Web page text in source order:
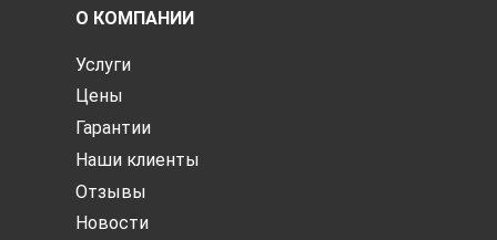
О КОМПАНИИ
Услуги
Цены
Гарантии
Наши клиенты
Отзывы
Новости